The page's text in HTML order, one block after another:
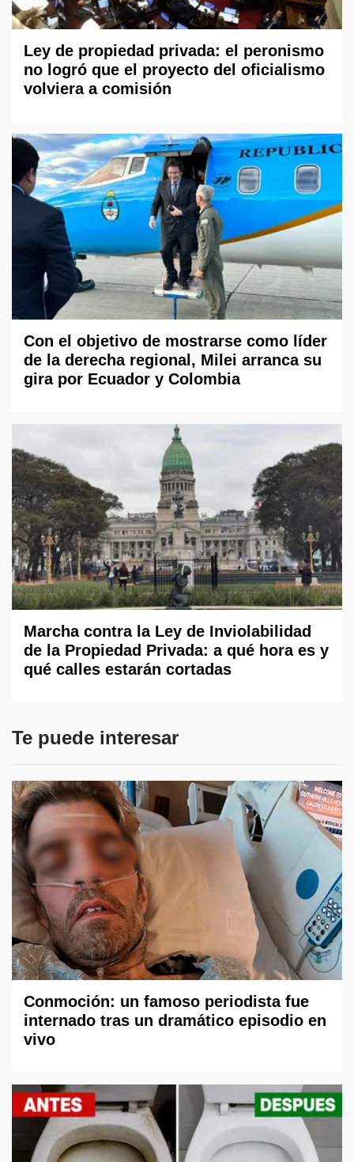
Ley de propiedad privada: el peronismo
no logró que el proyecto del oficialismo
volviera a comisión
Con el objetivo de mostrarse como líder
de la derecha regional, Milei arranca su
gira por Ecuador y Colombia
Marcha contra la Ley de Inviolabilidad
de la Propiedad Privada: a qué hora es y
qué calles estarán cortadas
Te puede interesar
Conmoción: un famoso periodista fue
internado tras un dramático episodio en
vivo